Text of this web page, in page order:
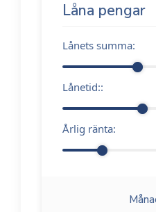
Låna pengar
Lånets summa:
Lånetid::
Årlig ränta: